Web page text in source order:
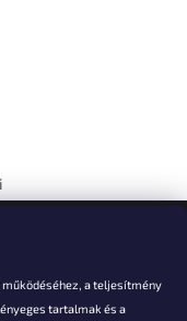
a teljesítmény
tartalmak és a